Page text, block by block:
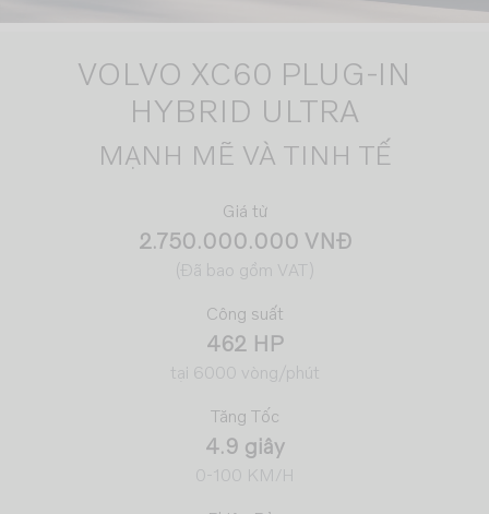
VOLVO XC60 PLUG-IN
HYBRID ULTRA
MẠNH MẼ VÀ TINH TẾ
Giá từ
2.750.000.000 VNĐ
(Đã bao gồm VAT)
Công suất
462 HP
tại 6000 vòng/phút
Tăng Tốc
4.9 giây
0-100 KM/H